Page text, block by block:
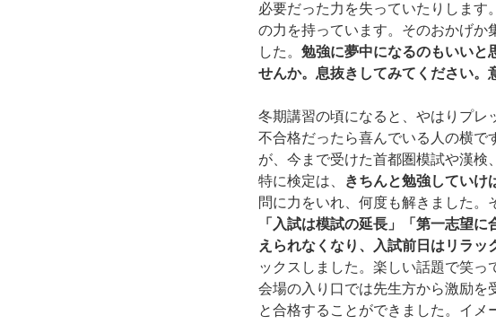
必要だった力を失っていたりしま
の力を持っています。そのおかげか
した。 勉強に夢中になるのもいいと
せんか。息抜きしてみてください。
冬期講習の頃になると、やはりプレ
不合格だったら喜んでいる人の横で
が、今まで受けた首都圏模試や漢検
特に検定は、
きちんと勉強していけ
問に力をいれ、何度も解きました。
「入試は模試の延長」「第一志望
えられなくなり、入試前日はリラッ
ックスしました。楽しい話題で笑っ
会場の入り口では先生方から激励を
と合格することができました。イメ